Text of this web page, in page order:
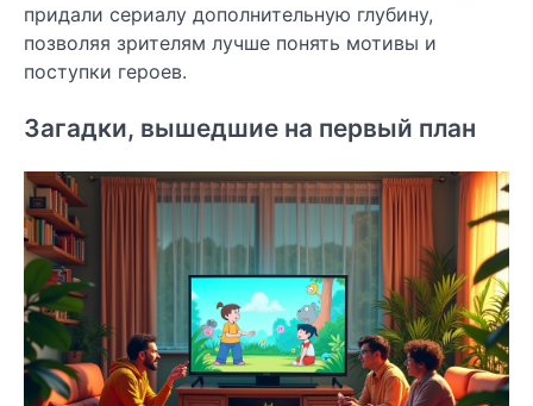
придали сериалу дополнительную глубину,
позволяя зрителям лучше понять мотивы и
поступки героев.
Загадки, вышедшие на первый план